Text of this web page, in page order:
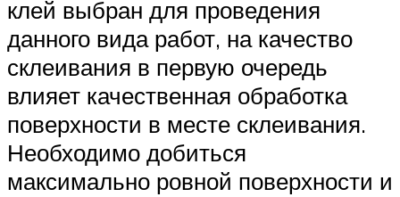
клей выбран для проведения
данного вида работ, на качество
склеивания в первую очередь
влияет качественная обработка
поверхности в месте склеивания.
Необходимо добиться
максимально ровной поверхности и